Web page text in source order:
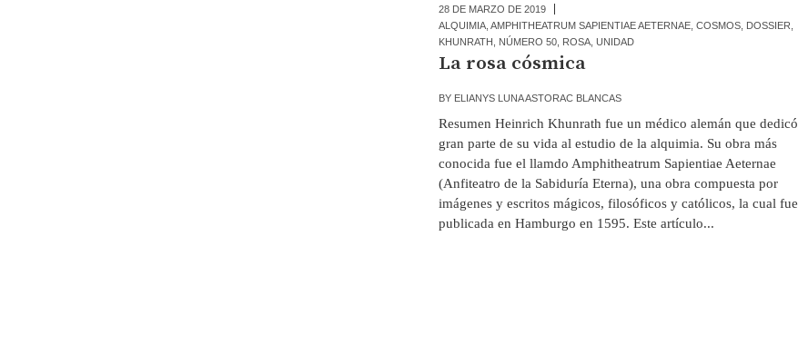
28 DE MARZO DE 2019
ALQUIMIA, AMPHITHEATRUM SAPIENTIAE AETERNAE, COSMOS, DOSSIER
KHUNRATH
NÚMERO 50, ROSA, UNIDAD
La rosa cósmica
BY ELIANYS LUNA ASTORAC BLANCAS
Resumen Heinrich Khunrath fue un médico alemán que dedicó
gran parte de su vida al estudio de la alquimia. Su obra más
conocida fue el llamdo Amphitheatrum Sapientiae Aeternae
(Anfiteatro de la Sabiduría Eterna), una obra compuesta por
imágenes y escritos mágicos, filosóficos y católicos, la cual fue
publicada en Hamburgo en 1595. Este artículo...